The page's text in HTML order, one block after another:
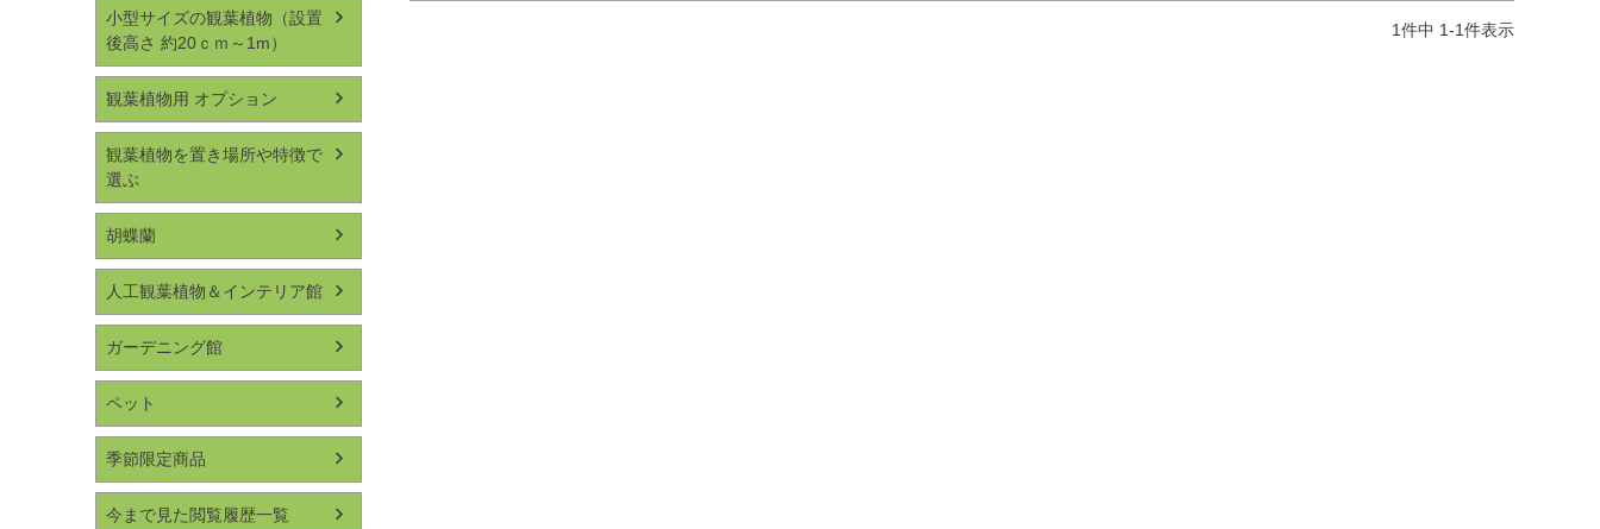
小型サイズの観葉植物（設置
後高さ 約20ｃｍ～1m）
観葉植物用 オプション
観葉植物を置き場所や特徴で
選ぶ
胡蝶蘭
人工観葉植物＆インテリア館
ガーデニング館
ペット
季節限定商品
今まで見た閲覧履歴一覧
1件中 1-1件表示